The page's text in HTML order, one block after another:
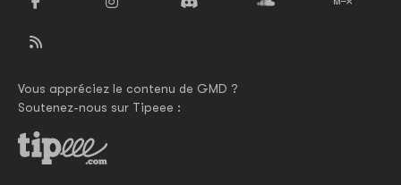
Vous appréciez le contenu de GMD ?
Soutenez-nous sur Tipeee :